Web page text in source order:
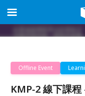
Offline Event
KMP-2 線下課